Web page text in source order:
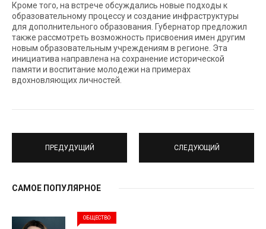
Кроме того, на встрече обсуждались новые подходы к
образовательному процессу и создание инфраструктуры
для дополнительного образования. Губернатор предложил
также рассмотреть возможность присвоения имен другим
новым образовательным учреждениям в регионе. Эта
инициатива направлена на сохранение исторической
памяти и воспитание молодежи на примерах
вдохновляющих личностей.
ПРЕДУДУЩИЙ СЛЕДУЮЩИЙ
САМОЕ ПОПУЛЯРНОЕ
ОБЩЕСТВО